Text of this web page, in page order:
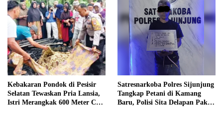
Kebakaran Pondok di Pesisir
Selatan Tewaskan Pria Lansia,
Istri Merangkak 600 Meter Cari
Satresnarkoba Polres Sijunjung
Tangkap Petani di Kamang
Baru, Polisi Sita Delapan Paket